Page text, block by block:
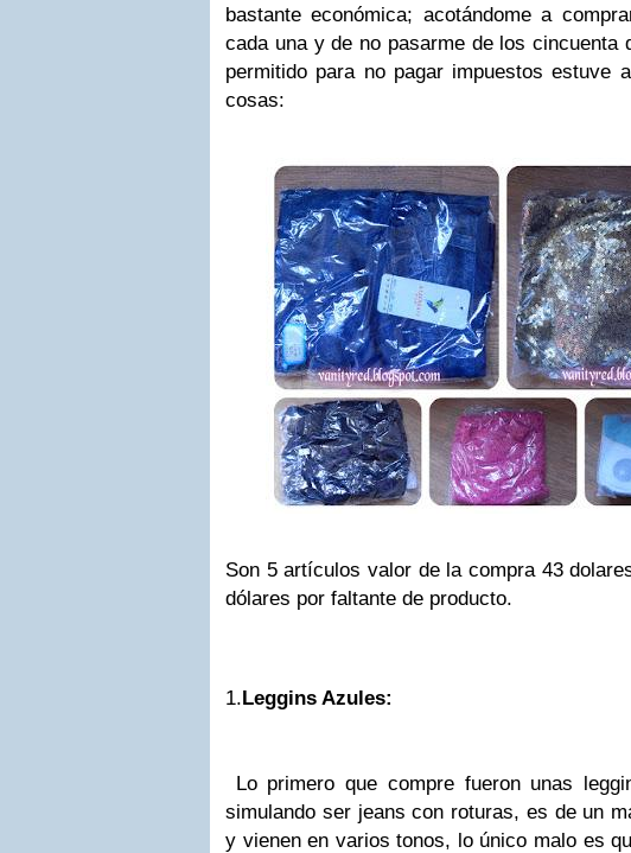
bastante económica; acotándome a
cada una y de no pasarme de los cincuenta
permitido para no pagar impuestos estuve
cosas:
Son 5 artículos valor de la compra 43
dólares por faltante de producto.
1.Leggins Azules:
Lo primero que compre fueron unas
simulando ser jeans con roturas, es de un
y vienen en varios tonos, lo único malo es